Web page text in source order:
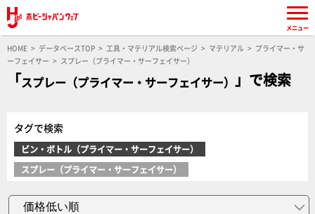
HOME データベースTOP 工具・マテリアル検索ページ マテリアル
プライマー・サ
ーフェイサー
スプレー（プライマー・サーフェイサー）
「スプレー（プライマー・サーフェイサー） 」で検索
タグで検索
ビン・ボトル（プライマー・サーフェイサー）
スプレー（プライマー・サーフェイサー）
メニュー